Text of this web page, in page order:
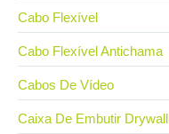
Cabo Flexível
Cabo Flexível Antichama
Cabos De Vídeo
Caixa De Embutir Drywall